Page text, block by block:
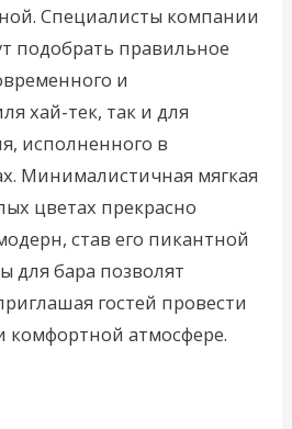
Специалисты компании
подобрать правильное
и
хай-тек, так и для
исполненного в
Минималистичная мягкая
цветах прекрасно
став его пикантной
для бара позволят
гостей провести
комфортной атмосфере.